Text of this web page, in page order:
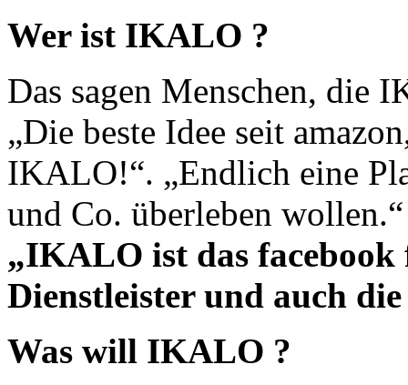
Wer ist IKALO ?
Das sagen Menschen, die
„Die beste Idee seit
IKALO!“. „Endlich eine
und Co. überleben wollen.“
„IKALO ist das
Dienstleister und auch
Was will IKALO ?